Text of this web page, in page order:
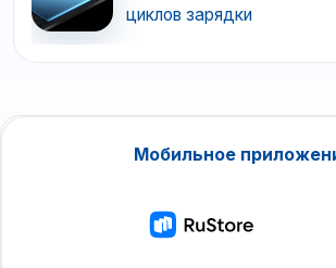
циклов зарядки
Мобильное